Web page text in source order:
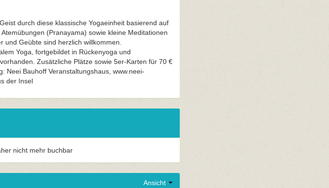
durch diese klassische Yogaeinheit basierend auf
(Pranayama) sowie kleine Meditationen
Geübte sind herzlich willkommen.
Yoga, fortgebildet in Rückenyoga und
Zusätzliche Plätze sowie 5er-Karten für 70 €
Neei Bauhoff Veranstaltungshaus, www.neei-
der Insel
nicht mehr buchbar
Ansicht